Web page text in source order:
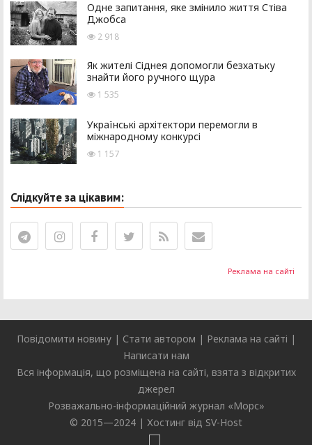
Реклама на сайті
Одне запитання, яке змінило життя Стіва
Джобса
2 918
Як жителі Сіднея допомогли безхатьку
знайти його ручного щура
1 535
Українські архітектори перемогли в
міжнародному конкурсі
1 157
Слідкуйте за цікавим:
Повідомити новину| Стати автором | Реклама на сайті |
Написати нам
Вся інформація, що розміщена на сайті, взята з відкритих
джерел
Розважально-інформаційний журнал «Морс»
© 2015—2024 | Хостинг від SV-Host